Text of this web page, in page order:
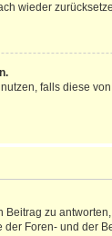
wieder
falls diese
zu
Foren- und der